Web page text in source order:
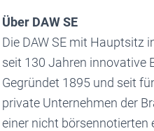
Über DAW SE
Die DAW SE mit Hauptsitz
seit 130 Jahren innovative
Gegründet 1895 und seit
private Unternehmen der
einer nicht börsennotierten